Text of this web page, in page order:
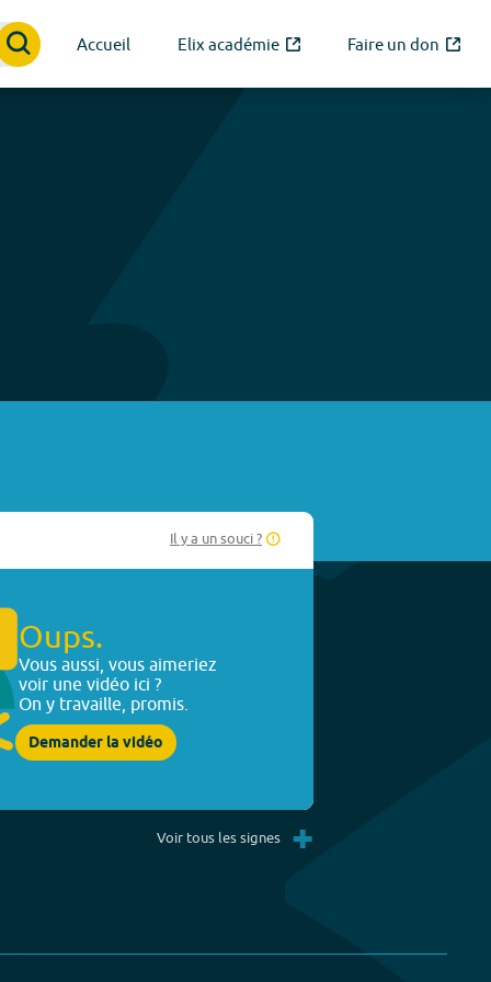
Accueil Elix académie Faire un don
Il y a un souci ?
Oups.
Vous aussi, vous aimeriez
voir une vidéo ici ?
On y travaille, promis.
Demander la vidéo
Voir tous les signes +